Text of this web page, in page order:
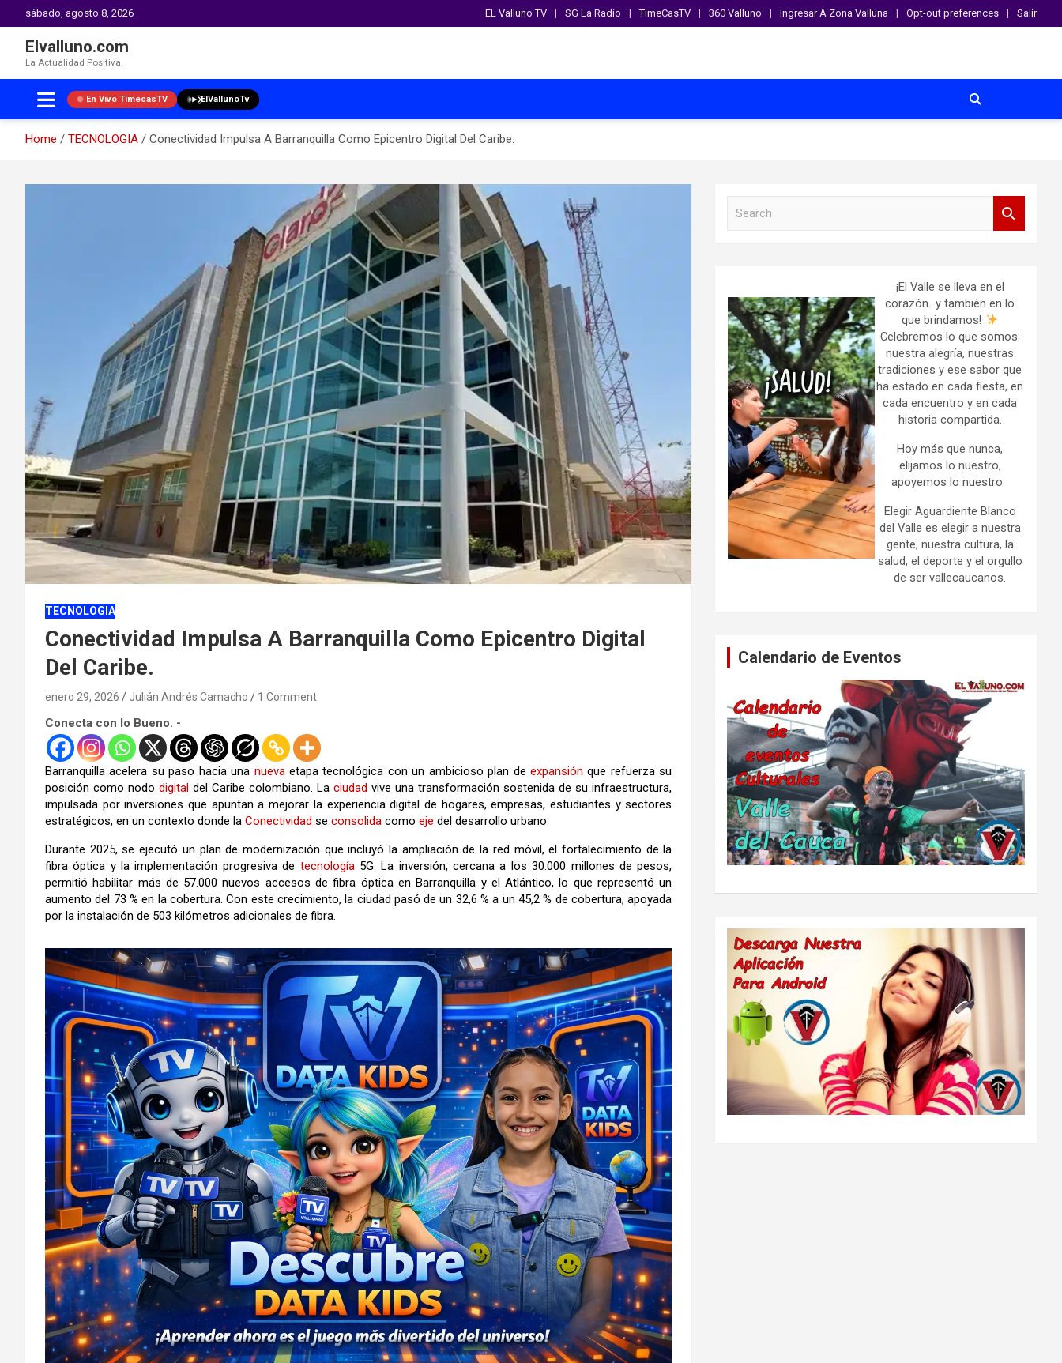
sábado, agosto 8, 2026 EL Valluno TV SG La Radio TimeCasTV 360 Valluno Ingresar A Zona Valluna Opt-out preferences Salir
Elvalluno.com
La Actualidad Positiva.
En Vivo TimecasTV ElVallunoTv
Home TECNOLOGIA
Conectividad Impulsa A Barranquilla Como Epicentro Digital Del Caribe.
TECNOLOGIA
Conectividad Impulsa A Barranquilla Como Epicentro Digital
Del Caribe.
enero 29, 2026 Julián Andrés Camacho 1 Comment
Conecta con lo Bueno. -
Barranquilla acelera su paso hacia una nuevaetapa tecnológica con un ambicioso plan deexpansión que refuerza su
posición como nododigital del Caribe colombiano. Laciudad vive una transformación sostenida de su infraestructura,
impulsada por inversiones que apuntan a mejorar la experiencia digital de hogares, empresas, estudiantes y sectores
estratégicos, en un contexto donde la Conectividad se consolida como eje del desarrollo urbano.
Durante 2025, se ejecutó un plan de modernización que incluyó la ampliación de la red móvil, el fortalecimiento de la
fibra óptica y la implementación progresiva de tecnología5G. La inversión, cercana a los 30.000 millones de pesos,
permitió habilitar más de 57.000 nuevos accesos de fibra óptica en Barranquilla y el Atlántico, lo que representó un
aumento del 73 % en la cobertura. Con este crecimiento, la ciudad pasó de un 32,6 % a un 45,2 % de cobertura, apoyada
por la instalación de 503 kilómetros adicionales de fibra.
¡El Valle se lleva en el
corazón…y también en lo
que brindamos!
Celebremos lo que somos:
nuestra alegría, nuestras
tradiciones y ese sabor que
ha estado en cada fiesta, en
cada encuentro y en cada
historia compartida.
Hoy más que nunca,
elijamos lo nuestro,
apoyemos lo nuestro.
Elegir Aguardiente Blanco
del Valle es elegir a nuestra
gente, nuestra cultura, la
salud, el deporte y el orgullo
de ser vallecaucanos.
Calendario de Eventos